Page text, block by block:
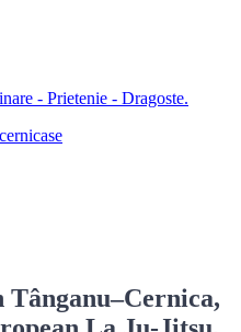
- Prietenie - Dragoste.
Tânganu–Cernica,